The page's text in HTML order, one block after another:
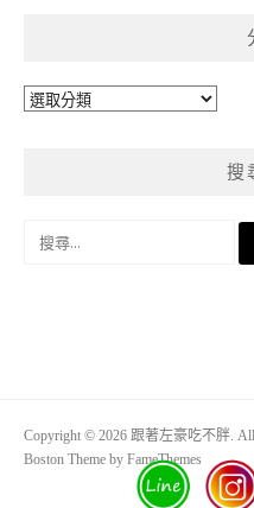
分
搜
Copyright © 2026 跟著左豪吃不胖. All
Boston Theme by FameThemes